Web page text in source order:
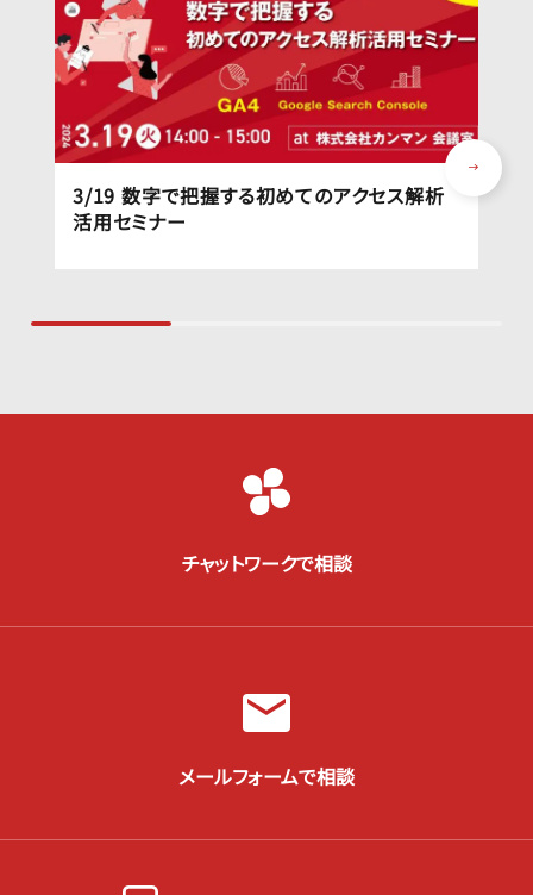
3/19 数字で把握する初めてのアクセス解析
活用セミナー
チャットワークで相談
メールフォームで相談